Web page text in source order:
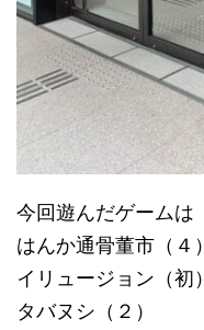
今回遊んだゲームは
はんか通骨董市（４）
イリュージョン（初）
タバヌシ（２）